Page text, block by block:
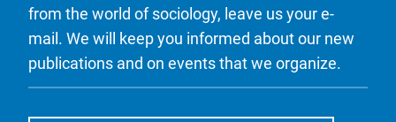
from the world of sociology, leave us your e-
mail. We will keep you informed about our new
publications and on events that we organize.